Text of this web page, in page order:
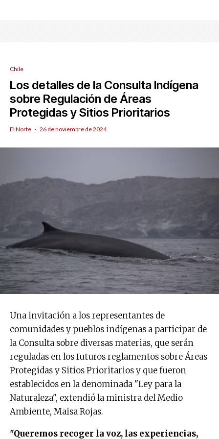
Chile
Los detalles de la Consulta Indígena
sobre Regulación de Áreas
Protegidas y Sitios Prioritarios
El Norte · 26 de noviembre de 2024
Una invitación a los representantes de
comunidades y pueblos indígenas a participar de
la Consulta sobre diversas materias, que serán
reguladas en los futuros reglamentos sobre Áreas
Protegidas y Sitios Prioritarios y que fueron
establecidos en la denominada "Ley para la
Naturaleza", extendió la ministra del Medio
Ambiente, Maisa Rojas.
"Queremos recoger la voz, las experiencias,